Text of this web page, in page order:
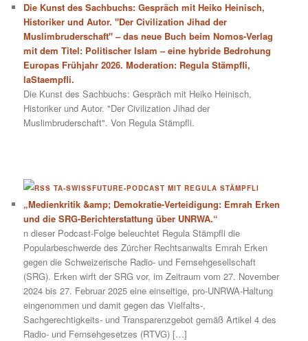
Die Kunst des Sachbuchs: Gespräch mit Heiko Heinisch,
Historiker und Autor. "Der Civilization Jihad der
Muslimbruderschaft" – das neue Buch beim Nomos-Verlag
mit dem Titel: Politischer Islam – eine hybride Bedrohung
Europas Frühjahr 2026. Moderation: Regula Stämpfli,
laStaempfli.
Die Kunst des Sachbuchs: Gespräch mit Heiko Heinisch,
Historiker und Autor. "Der Civilization Jihad der
Muslimbruderschaft". Von Regula Stämpfli.
TA-SWISSFUTURE-PODCAST MIT REGULA STÄMPFLI
„Medienkritik &amp; Demokratie-Verteidigung: Emrah Erken
und die SRG-Berichterstattung über UNRWA.“
n dieser Podcast-Folge beleuchtet Regula Stämpfli die
Popularbeschwerde des Zürcher Rechtsanwalts Emrah Erken
gegen die Schweizerische Radio- und Fernsehgesellschaft
(SRG). Erken wirft der SRG vor, im Zeitraum vom 27. November
2024 bis 27. Februar 2025 eine einseitige, pro-UNRWA-Haltung
eingenommen und damit gegen das Vielfalts-,
Sachgerechtigkeits- und Transparenzgebot gemäß Artikel 4 des
Radio- und Fernsehgesetzes (RTVG) […]